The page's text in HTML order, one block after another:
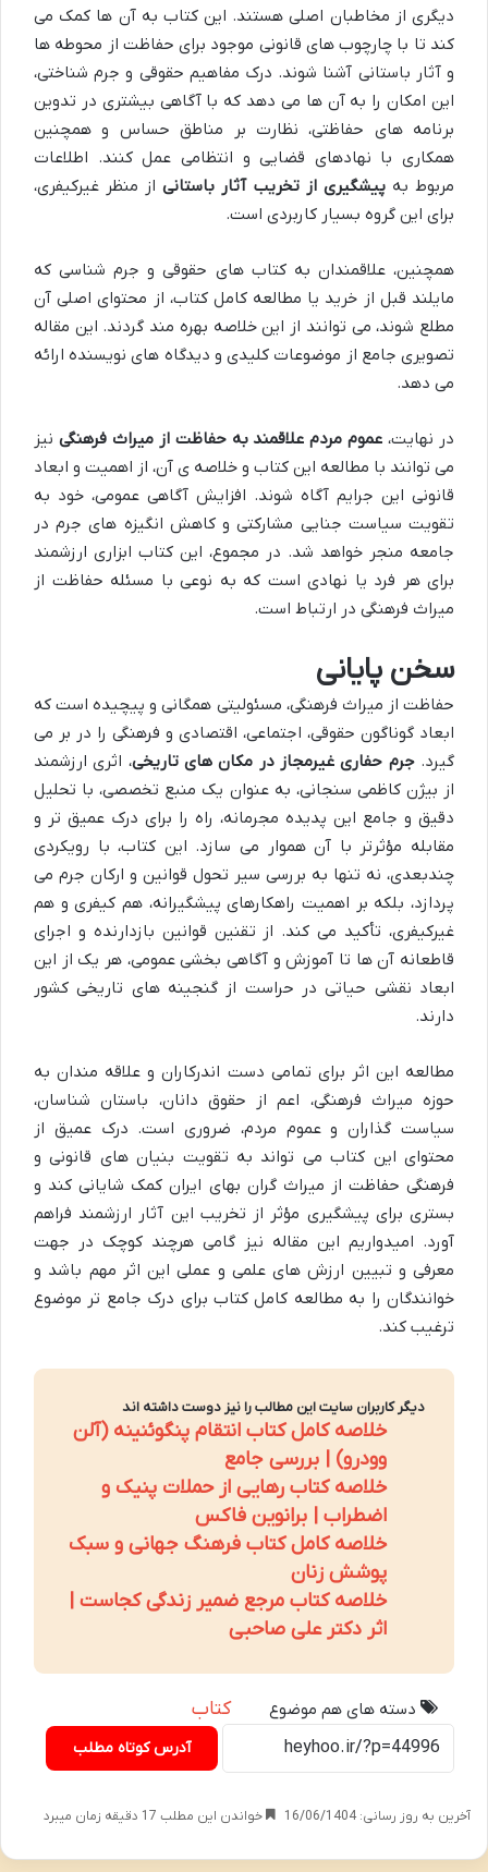
دیگری از مخاطبان اصلی هستند. این کتاب به آن ها کمک می
کند تا با چارچوب های قانونی موجود برای حفاظت از محوطه ها
و آثار باستانی آشنا شوند. درک مفاهیم حقوقی و جرم شناختی،
این امکان را به آن ها می دهد که با آگاهی بیشتری در تدوین
برنامه های حفاظتی، نظارت بر مناطق حساس و همچنین
همکاری با نهادهای قضایی و انتظامی عمل کنند. اطلاعات
مربوط بهپیشگیری از تخریب آثار باستانیاز منظر غیرکیفری،
برای این گروه بسیار کاربردی است.
همچنین، علاقمندان به کتاب های حقوقی و جرم شناسی که
مایلند قبل از خرید یا مطالعه کامل کتاب، از محتوای اصلی آن
مطلع شوند، می توانند از این خلاصه بهره مند گردند. این مقاله
تصویری جامع از موضوعات کلیدی و دیدگاه های نویسنده ارائه
می دهد.
در نهایت، عموم مردم علاقمند به حفاظت از میراث فرهنگی نیز
می توانند با مطالعه این کتاب و خلاصه ی آن، از اهمیت و ابعاد
قانونی این جرایم آگاه شوند. افزایش آگاهی عمومی، خود به
تقویت سیاست جنایی مشارکتی و کاهش انگیزه های جرم در
جامعه منجر خواهد شد. در مجموع، این کتاب ابزاری ارزشمند
برای هر فرد یا نهادی است که به نوعی با مسئله حفاظت از
میراث فرهنگی در ارتباط است.
سخن پایانی
حفاظت از میراث فرهنگی، مسئولیتی همگانی و پیچیده است که
ابعاد گوناگون حقوقی، اجتماعی، اقتصادی و فرهنگی را در بر می
گیرد.جرم حفاری غیرمجاز در مکان های تاریخی، اثری ارزشمند
از بیژن کاظمی سنجانی، به عنوان یک منبع تخصصی، با تحلیل
دقیق و جامع این پدیده مجرمانه، راه را برای درک عمیق تر و
مقابله مؤثرتر با آن هموار می سازد. این کتاب، با رویکردی
چندبعدی، نه تنها به بررسی سیر تحول قوانین و ارکان جرم می
پردازد، بلکه بر اهمیت راهکارهای پیشگیرانه، هم کیفری و هم
غیرکیفری، تأکید می کند. از تقنین قوانین بازدارنده و اجرای
قاطعانه آن ها تا آموزش و آگاهی بخشی عمومی، هر یک از این
ابعاد نقشی حیاتی در حراست از گنجینه های تاریخی کشور
دارند.
مطالعه این اثر برای تمامی دست اندرکاران و علاقه مندان به
حوزه میراث فرهنگی، اعم از حقوق دانان، باستان شناسان،
سیاست گذاران و عموم مردم، ضروری است. درک عمیق از
محتوای این کتاب می تواند به تقویت بنیان های قانونی و
فرهنگی حفاظت از میراث گران بهای ایران کمک شایانی کند و
بستری برای پیشگیری مؤثر از تخریب این آثار ارزشمند فراهم
آورد. امیدواریم این مقاله نیز گامی هرچند کوچک در جهت
معرفی و تبیین ارزش های علمی و عملی این اثر مهم باشد و
خوانندگان را به مطالعه کامل کتاب برای درک جامع تر موضوع
ترغیب کند.
دیگر کاربران سایت این مطالب را نیز دوست داشته اند
خلاصه کامل کتاب انتقام پنگوئنینه (آلن
وودرو) | بررسی جامع
خلاصه کتاب رهایی از حملات پنیک و
اضطراب | برانوین فاکس
خلاصه کامل کتاب فرهنگ جهانی و سبک
پوشش زنان
خلاصه کتاب مرجع ضمیر زندگی کجاست |
اثر دکتر علی صاحبی
دسته های هم موضوع کتاب
آدرس کوتاه مطلب
آخرین به روز رسانی: 16/06/1404 خواندن این مطلب 17 دقیقه زمان میبرد